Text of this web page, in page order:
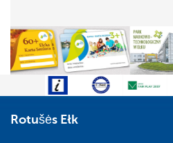
Rotušės Ełk